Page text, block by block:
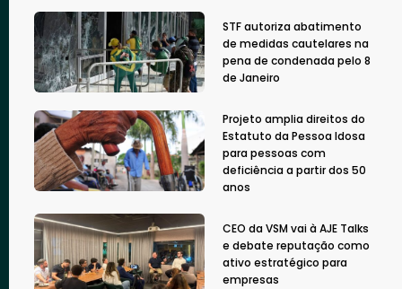
STF autoriza abatimento
de medidas cautelares na
pena de condenada pelo 8
de Janeiro
Projeto amplia direitos do
Estatuto da Pessoa Idosa
para pessoas com
deficiência a partir dos 50
anos
CEO da VSM vai à AJE Talks
e debate reputação como
ativo estratégico para
empresas